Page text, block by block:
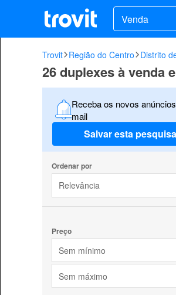
Venda
Trovit Região do Centro Distrito
26 duplexes à venda
Receba os novos
mail
Salvar esta pesquisa
Ordenar por
Relevância
Preço
Sem mínimo
Sem máximo